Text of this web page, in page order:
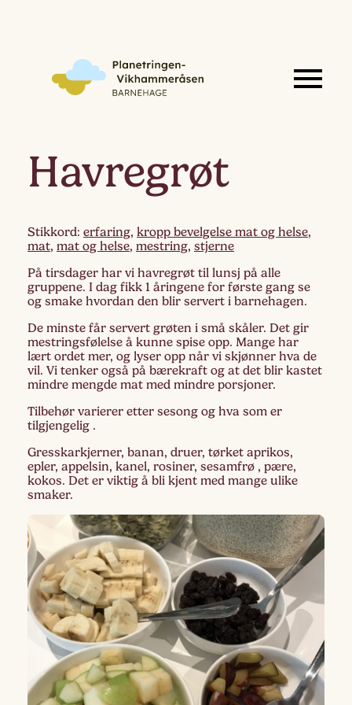
Havregrøt
Stikkord: erfaring, kropp bevelgelse mat og helse,
mat, mat og helse, mestring, stjerne
På tirsdager har vi havregrøt til lunsj på alle
gruppene. I dag fikk 1 åringene for første gang se
og smake hvordan den blir servert i barnehagen.
De minste får servert grøten i små skåler. Det gir
mestringsfølelse å kunne spise opp. Mange har
lært ordet mer, og lyser opp når vi skjønner hva de
vil. Vi tenker også på bærekraft og at det blir kastet
mindre mengde mat med mindre porsjoner.
Tilbehør varierer etter sesong og hva som er
tilgjengelig .
Gresskarkjerner, banan, druer, tørket aprikos,
epler, appelsin, kanel, rosiner, sesamfrø , pære,
kokos. Det er viktig å bli kjent med mange ulike
smaker.